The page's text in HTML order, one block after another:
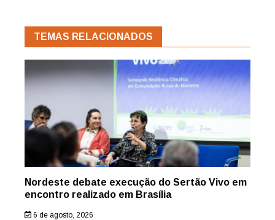
TEMAS RELACIONADOS
Nordeste debate execução do Sertão Vivo em
encontro realizado em Brasília
6 de agosto, 2026